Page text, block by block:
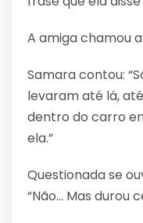
A amiga chamou
Samara contou:
levaram até lá,
dentro do carro
ela.”
Questionada se
“Não… Mas durou